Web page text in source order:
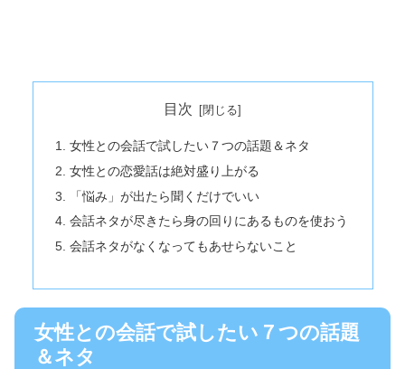
目次
女性との会話で試したい７つの話題＆ネタ
女性との恋愛話は絶対盛り上がる
「悩み」が出たら聞くだけでいい
会話ネタが尽きたら身の回りにあるものを使おう
会話ネタがなくなってもあせらないこと
女性との会話で試したい７つの話題
＆ネタ